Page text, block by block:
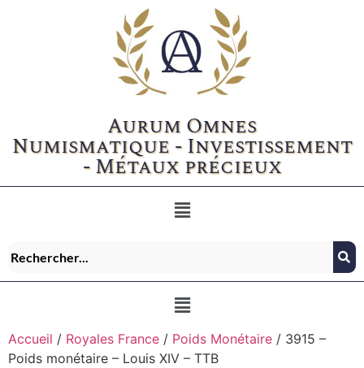
Aurum Omnes
Numismatique - Investissement
- Métaux précieux
Accueil / Royales France / Poids Monétaire / 3915 –
Poids monétaire – Louis XIV – TTB